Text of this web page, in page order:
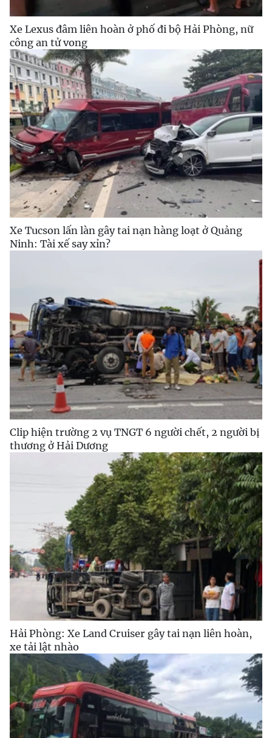
Xe Lexus đâm liên hoàn ở phố đi bộ Hải Phòng, nữ
công an tử vong
Xe Tucson lấn làn gây tai nạn hàng loạt ở Quảng
Ninh: Tài xế say xỉn?
Clip hiện trường 2 vụ TNGT 6 người chết, 2 người bị
thương ở Hải Dương
Hải Phòng: Xe Land Cruiser gây tai nạn liên hoàn,
xe tải lật nhào